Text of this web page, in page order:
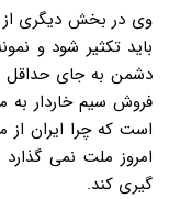
وی در بخش دیگری از
باید تکثیر شود و
دشمن به جای حداقل
فروش سیم خاردار به
است که چرا ایران
گیری کند.